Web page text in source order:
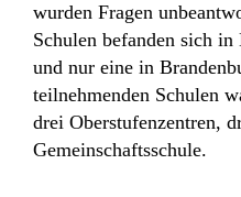
wurden Fragen
Schulen befanden sich
und nur eine in
teilnehmenden Schulen
drei Oberstufenzentren,
Gemeinschaftsschule.